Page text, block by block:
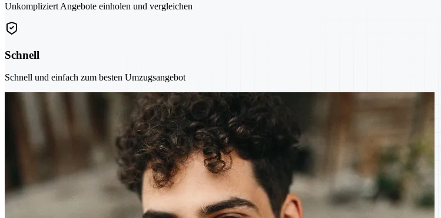
Unkompliziert Angebote einholen und vergleichen
Schnell
Schnell und einfach zum besten Umzugsangebot